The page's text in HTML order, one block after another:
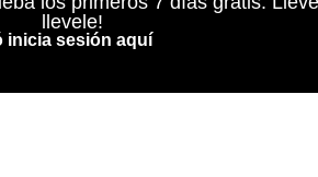
llevele!
inicia sesión aquí